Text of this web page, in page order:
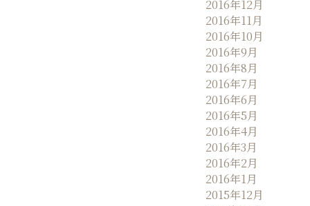
2016年12月
2016年11月
2016年10月
2016年9月
2016年8月
2016年7月
2016年6月
2016年5月
2016年4月
2016年3月
2016年2月
2016年1月
2015年12月